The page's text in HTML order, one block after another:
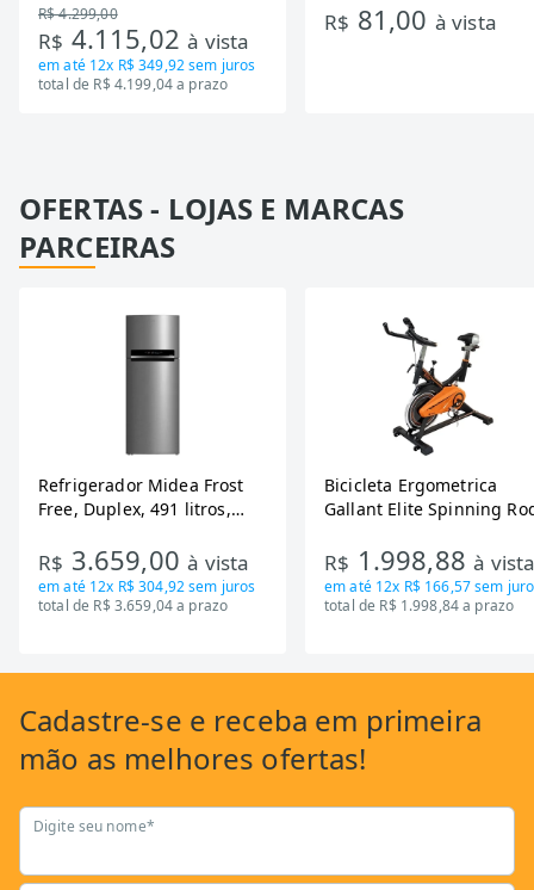
Tecnologia Inverter, Branco,
Bivolt
R$ 4.299,00
R$ 4.115,02à vista
em até 12x R$ 349,92sem juros
total de R$ 4.199,04 a prazo
R$ 81,00 à vista
OFERTAS - LOJAS E MARCAS
PARCEIRAS
Refrigerador Midea Frost
Free, Duplex, 491 litros,
RT650EVK463)
R$ 3.659,00à vista
em até 12x R$ 304,92sem juros
total de R$ 3.659,04 a prazo
Bicicleta Ergometrica
Gallant Elite Spinning
Mecanica GSB13HBTA-PT
R$ 1.998,88à
em até 12x R$ 166,57sem
total de R$ 1.998,84 a prazo
Cadastre-se e receba em primeira
mão as melhores ofertas!
Digite seu nome*